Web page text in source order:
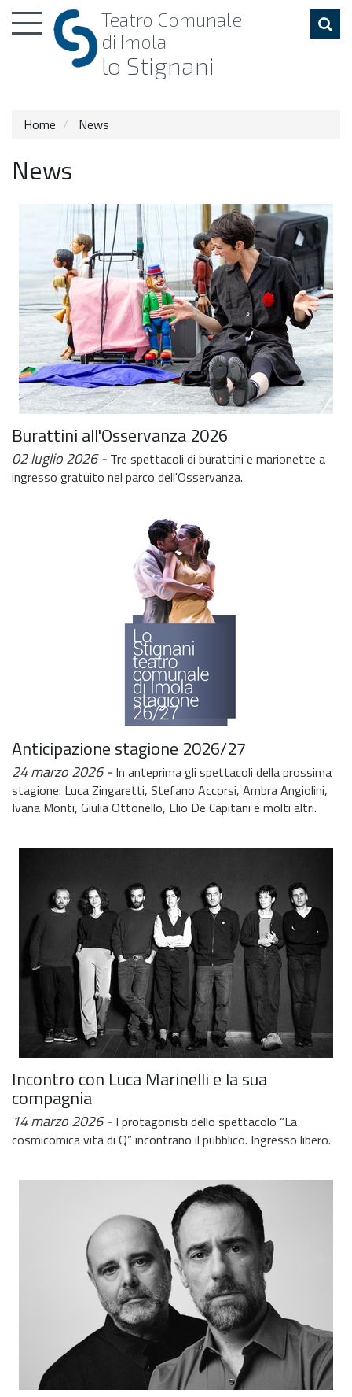
Toggle
navigation
Teatro Comunale
di Imola
lo Stignani
Home News
News
Burattini all'Osservanza 2026
02 luglio 2026
Tre spettacoli di burattini e marionette a
ingresso gratuito nel parco dell'Osservanza.
Anticipazione stagione 2026/27
24 marzo 2026
In anteprima gli spettacoli della prossima
stagione: Luca Zingaretti, Stefano Accorsi, Ambra Angiolini,
Ivana Monti, Giulia Ottonello, Elio De Capitani e molti altri.
Incontro con Luca Marinelli e la sua
compagnia
14 marzo 2026
I protagonisti dello spettacolo “La
cosmicomica vita di Q” incontrano il pubblico. Ingresso libero.